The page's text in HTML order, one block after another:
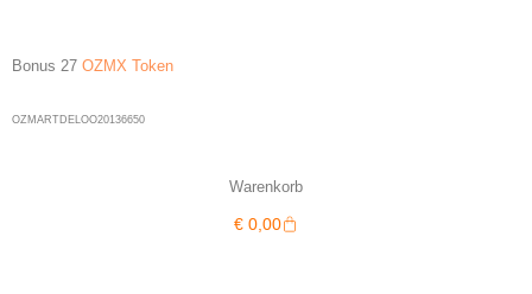
Bonus 27 OZMX Token
OZMARTDELOO20136650
Warenkorb
€ 0,00Warenkorb